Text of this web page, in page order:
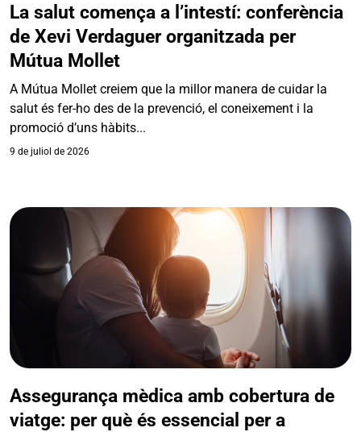
La salut comença a l’intestí: conferència
de Xevi Verdaguer organitzada per
Mútua Mollet
A Mútua Mollet creiem que la millor manera de cuidar la
salut és fer-ho des de la prevenció, el coneixement i la
promoció d’uns hàbits...
9 de juliol de 2026
Assegurança mèdica amb cobertura de
viatge: per què és essencial per a